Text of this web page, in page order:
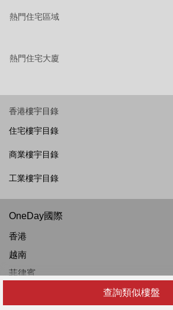
查詢類似樓盤
熱門住宅區域
熱門住宅大廈
香港樓宇目錄
住宅樓宇目錄
商業樓宇目錄
工業樓宇目錄
OneDay國際
香港
越南
菲律賓